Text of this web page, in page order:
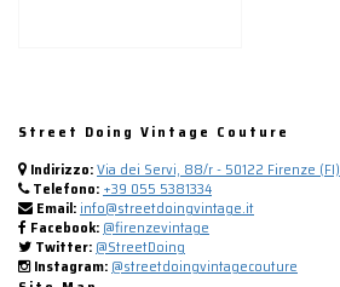
Street Doing Vintage Couture
Indirizzo:Via dei Servi, 88/r - 50122 Firenze (FI)
Telefono: +39 055 5381334
Email: info@streetdoingvintage.it
Facebook: @firenzevintage
Twitter: @StreetDoing
Instagram: @streetdoingvintagecouture